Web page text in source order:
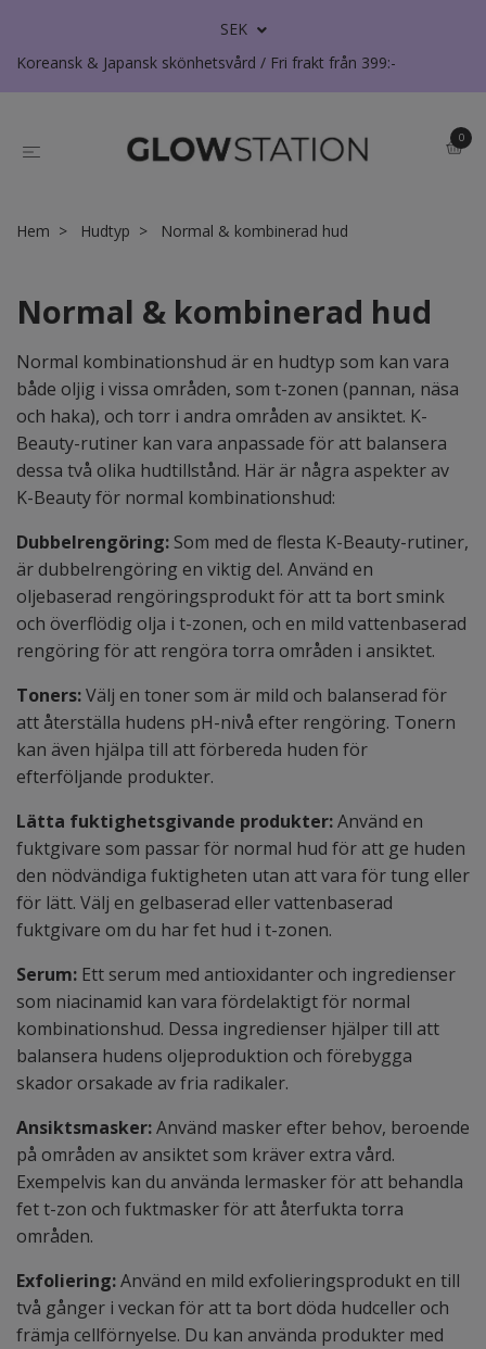
SEK
Koreansk & Japansk skönhetsvård / Fri frakt från 399:-
0
Hem Hudtyp Normal & kombinerad hud
Normal & kombinerad hud
Normal kombinationshud är en hudtyp som kan vara
både oljig i vissa områden, som t-zonen (pannan, näsa
och haka), och torr i andra områden av ansiktet. K-
Beauty-rutiner kan vara anpassade för att balansera
dessa två olika hudtillstånd. Här är några aspekter av
K-Beauty för normal kombinationshud:
Dubbelrengöring: Som med de flesta K-Beauty-rutiner,
är dubbelrengöring en viktig del. Använd en
oljebaserad rengöringsprodukt för att ta bort smink
och överflödig olja i t-zonen, och en mild vattenbaserad
rengöring för att rengöra torra områden i ansiktet.
Toners:Välj en toner som är mild och balanserad för
att återställa hudens pH-nivå efter rengöring. Tonern
kan även hjälpa till att förbereda huden för
efterföljande produkter.
Lätta fuktighetsgivande produkter:Använd en
fuktgivare som passar för normal hud för att ge huden
den nödvändiga fuktigheten utan att vara för tung eller
för lätt. Välj en gelbaserad eller vattenbaserad
fuktgivare om du har fet hud i t-zonen.
Serum: Ett serum med antioxidanter och ingredienser
som niacinamid kan vara fördelaktigt för normal
kombinationshud. Dessa ingredienser hjälper till att
balansera hudens oljeproduktion och förebygga
skador orsakade av fria radikaler.
Ansiktsmasker:Använd masker efter behov, beroende
på områden av ansiktet som kräver extra vård.
Exempelvis kan du använda lermasker för att behandla
fet t-zon och fuktmasker för att återfukta torra
områden.
Exfoliering:Använd en mild exfolieringsprodukt en till
två gånger i veckan för att ta bort döda hudceller och
främja cellförnyelse. Du kan använda produkter med